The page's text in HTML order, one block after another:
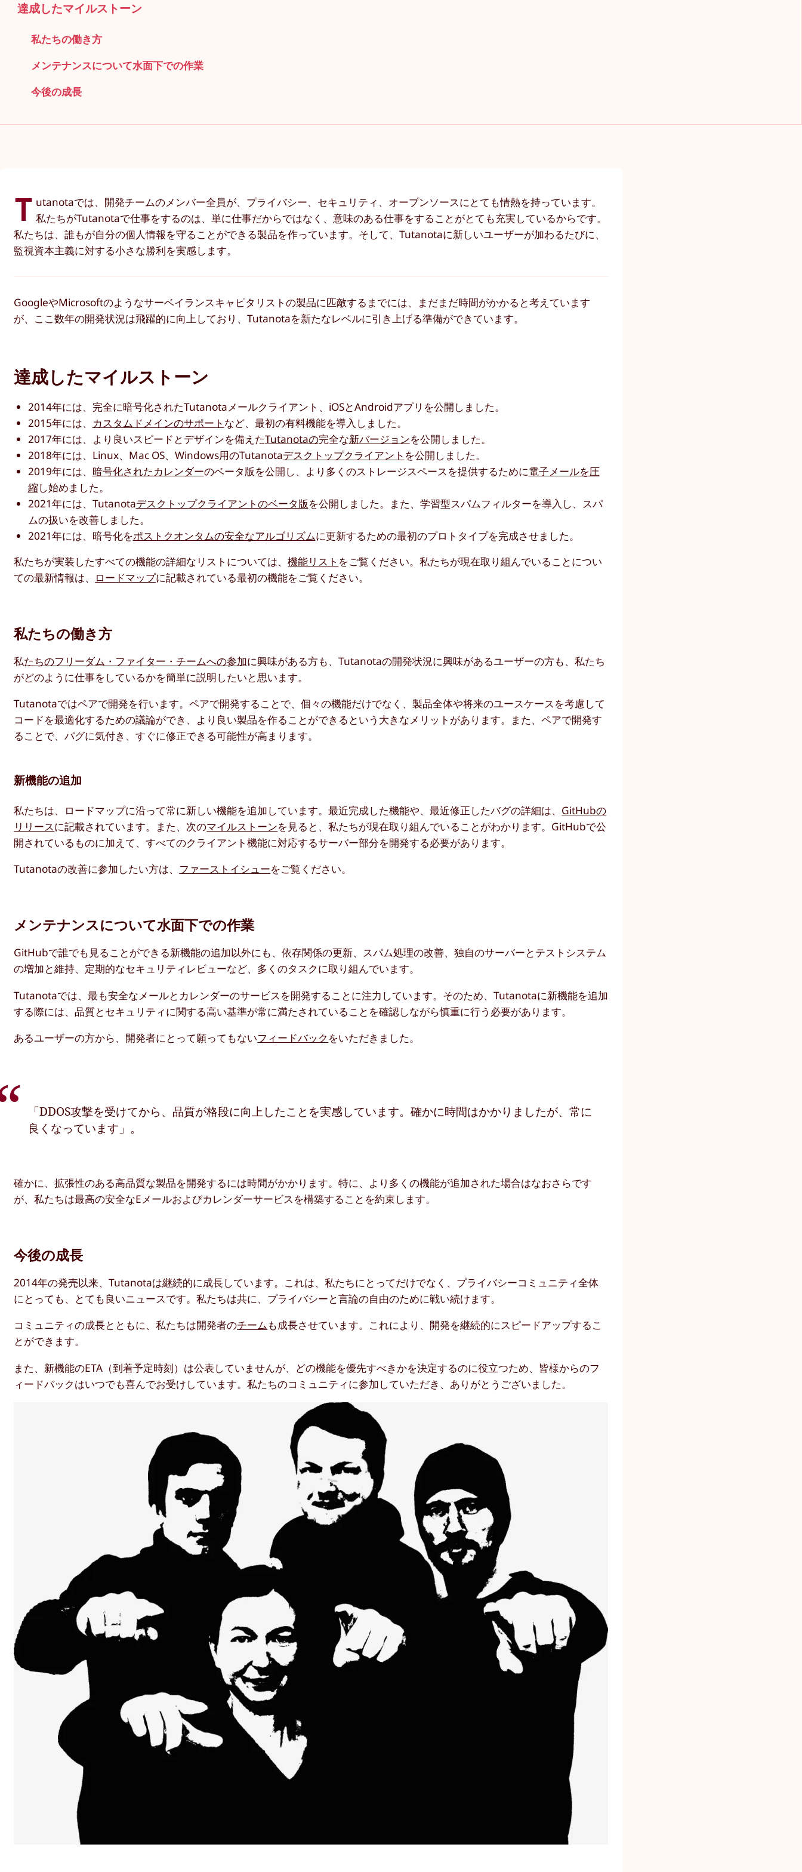
達成したマイルストーン
私たちの働き方
メンテナンスについて水面下での作業
今後の成長
T utanotaでは、開発チームのメンバー全員が、プライバシー、セキュリティ、オープンソースにとても情熱を持っています。
私たちがTutanotaで仕事をするのは、単に仕事だからではなく、意味のある仕事をすることがとても充実しているからです。
私たちは、誰もが自分の個人情報を守ることができる製品を作っています。そして、Tutanotaに新しいユーザーが加わるたびに、
監視資本主義に対する小さな勝利を実感します。
GoogleやMicrosoftのようなサーベイランスキャピタリストの製品に匹敵するまでには、まだまだ時間がかかると考えています
が、ここ数年の開発状況は飛躍的に向上しており、Tutanotaを新たなレベルに引き上げる準備ができています。
達成したマイルストーン
2014年には、完全に暗号化されたTutanotaメールクライアント、iOSとAndroidアプリを公開しました。
2015年には、
カスタムドメインのサポート など、最初の有料機能を導入しました。
2017年には、より良いスピードとデザインを備えたTutanotaの完全な新バージョンを公開しました。
2018年には、Linux、Mac OS、Windows用のTutanotaデスクトップクライアント を公開しました。
2019年には、 暗号化されたカレンダーのベータ版を公開し、より多くのストレージスペースを提供するために電子メールを圧
縮し始めました。
2021年には、Tutanotaデスクトップクライアントのベータ版を公開しました。また、学習型スパムフィルターを導入し、スパ
ムの扱いを改善しました。
2021年には、暗号化をポストクオンタムの安全なアルゴリズムに更新するための最初のプロトタイプを完成させました。
私たちが実装したすべての機能の詳細なリストについては、機能リスト をご覧ください。私たちが現在取り組んでいることについ
ての最新情報は、
ロードマップに記載されている最初の機能をご覧ください。
私たちの働き方
私たちのフリーダム・ファイター・チームへの参加に興味がある方も、Tutanotaの開発状況に興味があるユーザーの方も、私たち
がどのように仕事をしているかを簡単に説明したいと思います。
Tutanotaではペアで開発を行います。ペアで開発することで、個々の機能だけでなく、製品全体や将来のユースケースを考慮して
コードを最適化するための議論ができ、より良い製品を作ることができるという大きなメリットがあります。また、ペアで開発す
ることで、バグに気付き、すぐに修正できる可能性が高まります。
新機能の追加
私たちは、ロードマップに沿って常に新しい機能を追加しています。最近完成した機能や、最近修正したバグの詳細は、 GitHubの
リリースに記載されています。また、次のマイルストーンを見ると、私たちが現在取り組んでいることがわかります。GitHubで公
開されているものに加えて、すべてのクライアント機能に対応するサーバー部分を開発する必要があります。
Tutanotaの改善に参加したい方は、 ファーストイシューをご覧ください。
メンテナンスについて水面下での作業
GitHubで誰でも見ることができる新機能の追加以外にも、依存関係の更新、スパム処理の改善、独自のサーバーとテストシステム
の増加と維持、定期的なセキュリティレビューなど、多くのタスクに取り組んでいます。
Tutanotaでは、最も安全なメールとカレンダーのサービスを開発することに注力しています。そのため、Tutanotaに新機能を追加
する際には、品質とセキュリティに関する高い基準が常に満たされていることを確認しながら慎重に行う必要があります。
あるユーザーの方から、開発者にとって願ってもないフィードバック をいただきました。
「DDOS攻撃を受けてから、品質が格段に向上したことを実感しています。確かに時間はかかりましたが、常に
良くなっています」。
確かに、拡張性のある高品質な製品を開発するには時間がかかります。特に、より多くの機能が追加された場合はなおさらです
が、私たちは最高の安全なEメールおよびカレンダーサービスを構築することを約束します。
今後の成長
2014年の発売以来、Tutanotaは継続的に成長しています。これは、私たちにとってだけでなく、プライバシーコミュニティ全体
にとっても、とても良いニュースです。私たちは共に、プライバシーと言論の自由のために戦い続けます。
コミュニティの成長とともに、私たちは開発者のチームも成長させています。これにより、開発を継続的にスピードアップするこ
とができます。
また、新機能のETA（到着予定時刻）は公表していませんが、どの機能を優先すべきかを決定するのに役立つため、皆様からのフ
ィードバックはいつでも喜んでお受けしています。私たちのコミュニティに参加していただき、ありがとうございました。